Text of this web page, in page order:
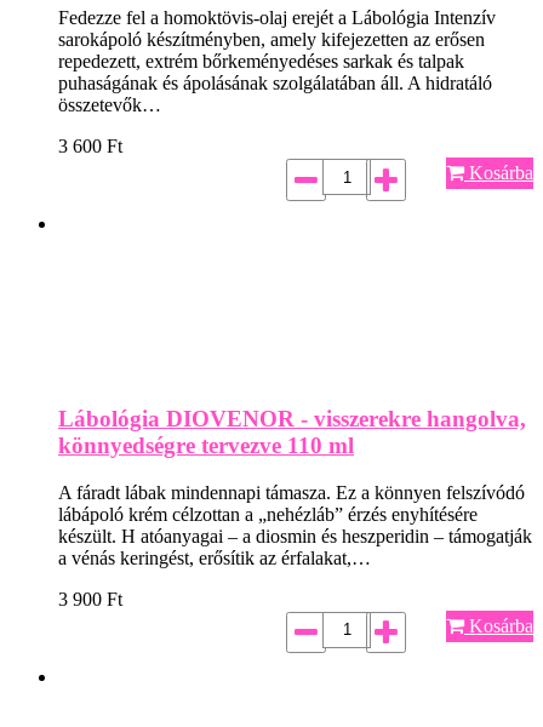
Fedezze fel a homoktövis-olaj erejét a Lábológia Intenzív
sarokápoló készítményben, amely kifejezetten az erősen
repedezett, extrém bőrkeményedéses sarkak és talpak
puhaságának és ápolásának szolgálatában áll. A hidratáló
összetevők…
3 600 Ft
Kosárba
Lábológia DIOVENOR - visszerekre hangolva,
könnyedségre tervezve 110 ml
A fáradt lábak mindennapi támasza. Ez a könnyen felszívódó
lábápoló krém célzottan a „nehézláb” érzés enyhítésére
készült. H atóanyagai – a diosmin és heszperidin – támogatják
a vénás keringést, erősítik az érfalakat,…
3 900 Ft
Kosárba